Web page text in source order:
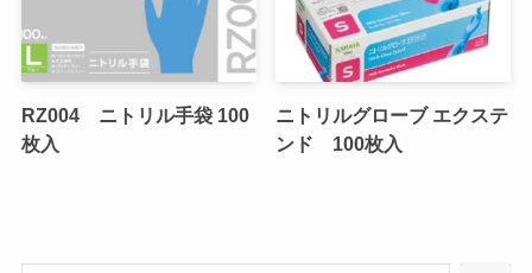
RZ004 ニトリル手袋 100
枚入
ニトリルグローブ エクステ
ンド 100枚入